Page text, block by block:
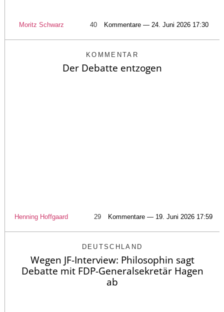
Moritz Schwarz 40 Kommentare — 24. Juni 2026 17:30
KOMMENTAR
Der Debatte entzogen
Henning Hoffgaard 29 Kommentare — 19. Juni 2026 17:59
DEUTSCHLAND
Wegen JF-Interview: Philosophin sagt
Debatte mit FDP-Generalsekretär Hagen
ab